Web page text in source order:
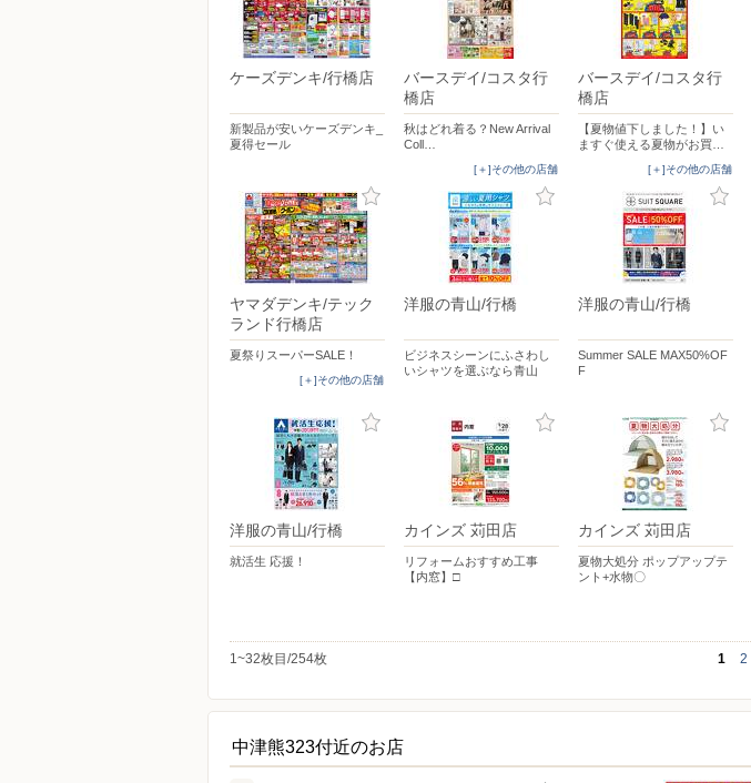
ケーズデンキ/行橋店
新製品が安いケーズデンキ_
夏得セール
バースデイ/コスタ行
橋店
秋はどれ着る？New Arrival
Coll…
[＋]その他の店舗
バースデイ/コスタ行
橋店
【夏物値下しました！】い
ますぐ使える夏物がお買…
[＋]その他の店舗
ヤマダデンキ/テック
ランド行橋店
夏祭りスーパーSALE！
[＋]その他の店舗
洋服の青山/行橋
ビジネスシーンにふさわし
いシャツを選ぶなら青山
洋服の青山/行橋
Summer SALE MAX50%OF
F
洋服の青山/行橋
就活生 応援！
カインズ 苅田店
リフォームおすすめ工事
【内窓】□
カインズ 苅田店
夏物大処分 ポップアップテ
ント+水物〇
1~32枚目/254枚 1 2
中津熊323付近のお店